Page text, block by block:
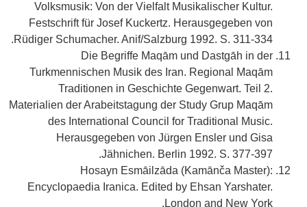
Volksmusik: Von der Vielfalt Musikalischer Kultur.
Festschrift für Josef Kuckertz. Herausgegeben von
Rüdiger Schumacher. Anif/Salzburg 1992. S. 311-334.
Die Begriffe Maqām und Dastgāh in der
Turkmennischen Musik des Iran. Regional Maqām
Traditionen in Geschichte Gegenwart. Teil 2.
Materialien der Arabeitstagung der Study Grup Maqām
des International Council for Traditional Music.
Herausgegeben von Jürgen Ensler und Gisa
Jähnichen. Berlin 1992. S. 377-397.
Hosayn Esmāilzāda (Kamānča Master):
Encyclopaedia Iranica. Edited by Ehsan Yarshater.
London and New York.